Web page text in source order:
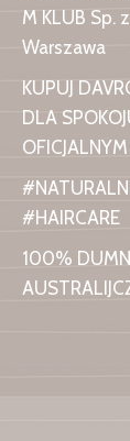
M KLUB Sp.
Warszawa
KUPUJ
DLA
#HAIRCARE
100%